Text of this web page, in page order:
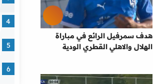
هدف سمرفيل الرائع في مباراة
الهلال والاهلي القطري الودية